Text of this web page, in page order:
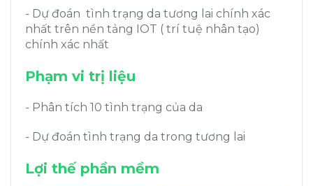
- Dự đoán tình trạng da tương lai chính xác
nhất trên nền tảng IOT ( trí tuệ nhân tạo)
chính xác nhất
Phạm vi trị liệu
- Phân tích 10 tình trạng của da
- Dự đoán tình trạng da trong tương lai
Lợi thế phần mềm